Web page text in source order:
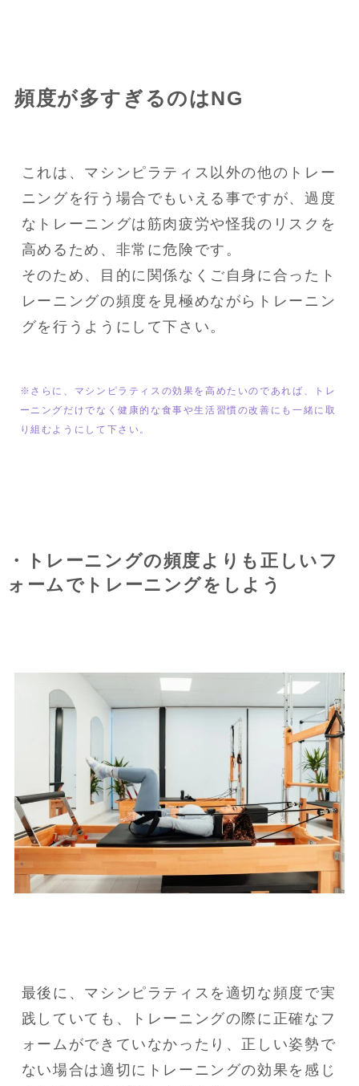
頻度が多すぎるのはNG
これは、マシンピラティス以外の他のトレー
ニングを行う場合でもいえる事ですが、過度
なトレーニングは筋肉疲労や怪我のリスクを
高めるため、非常に危険です。
そのため、目的に関係なくご自身に合ったト
レーニングの頻度を見極めながらトレーニン
グを行うようにして下さい。
※さらに、マシンピラティスの効果を高めたいのであれば、トレ
ーニングだけでなく健康的な食事や生活習慣の改善にも一緒に取
り組むようにして下さい。
・トレーニングの頻度よりも正しいフ
ォームでトレーニングをしよう
最後に、マシンピラティスを適切な頻度で実
践していても、トレーニングの際に正確なフ
ォームができていなかったり、正しい姿勢で
ない場合は適切にトレーニングの効果を感じ